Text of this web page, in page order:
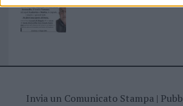
Invia un Comunicato Stampa|